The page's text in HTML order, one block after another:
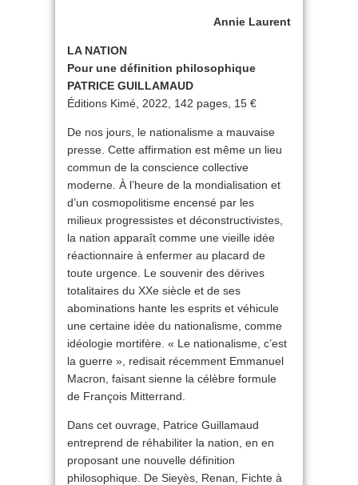
Annie Laurent
LA NATION
Pour une définition philosophique
PATRICE GUILLAMAUD
Éditions Kimé, 2022, 142 pages, 15 €
De nos jours, le nationalisme a mauvaise
presse. Cette affirmation est même un lieu
commun de la conscience collective
moderne. À l’heure de la mondialisation et
d’un cosmopolitisme encensé par les
milieux progressistes et déconstructivistes,
la nation apparaît comme une vieille idée
réactionnaire à enfermer au placard de
toute urgence. Le souvenir des dérives
totalitaires du XXe siècle et de ses
abominations hante les esprits et véhicule
une certaine idée du nationalisme, comme
idéologie mortifère. « Le nationalisme, c’est
la guerre », redisait récemment Emmanuel
Macron, faisant sienne la célèbre formule
de François Mitterrand.
Dans cet ouvrage, Patrice Guillamaud
entreprend de réhabiliter la nation, en en
proposant une nouvelle définition
philosophique. De Sieyès, Renan, Fichte à